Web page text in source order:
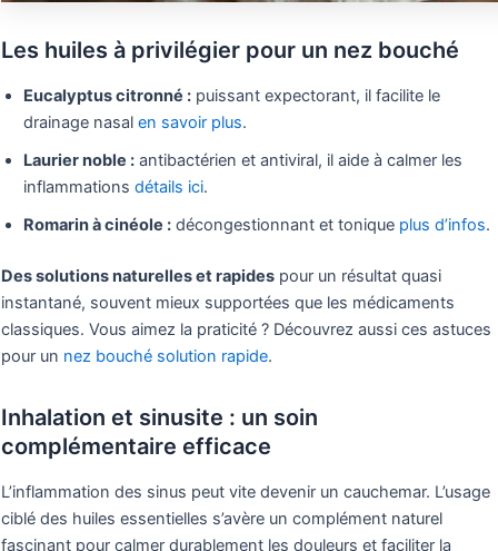
Les huiles à privilégier pour un nez bouché
Eucalyptus citronné : puissant expectorant, il facilite le
drainage nasal en savoir plus.
Laurier noble : antibactérien et antiviral, il aide à calmer les
inflammations détails ici.
Romarin à cinéole : décongestionnant et tonique plus d’infos.
Des solutions naturelles et rapides pour un résultat quasi
instantané, souvent mieux supportées que les médicaments
classiques. Vous aimez la praticité ? Découvrez aussi ces astuces
pour un nez bouché solution rapide.
Inhalation et sinusite : un soin
complémentaire efficace
L’inflammation des sinus peut vite devenir un cauchemar. L’usage
ciblé des huiles essentielles s’avère un complément naturel
fascinant pour calmer durablement les douleurs et faciliter la